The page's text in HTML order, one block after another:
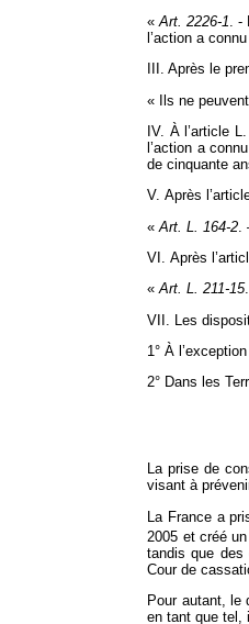
«Art. 2226‑1. -
l’action a
III. Après le
« Ils ne
IV. À l’article
l’action a
de cinquante
V. Après
«Art. L. 164‑2
VI. Après
«Art. L. 211‑15
VII. Les
1° À
2° Dans les
La prise de
visant à
La France a
2005 et créé
tandis que des
Cour de
Pour autant, le
en tant que tel,